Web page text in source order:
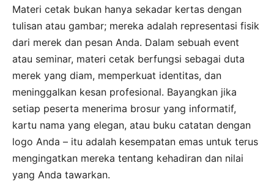
Materi cetak bukan hanya sekadar kertas dengan
tulisan atau gambar; mereka adalah representasi fisik
dari merek dan pesan Anda. Dalam sebuah event
atau seminar, materi cetak berfungsi sebagai duta
merek yang diam, memperkuat identitas, dan
meninggalkan kesan profesional. Bayangkan jika
setiap peserta menerima brosur yang informatif,
kartu nama yang elegan, atau buku catatan dengan
logo Anda – itu adalah kesempatan emas untuk terus
mengingatkan mereka tentang kehadiran dan nilai
yang Anda tawarkan.